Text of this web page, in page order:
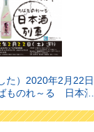
た）2020年2月22日
ものれ～る 日本酒